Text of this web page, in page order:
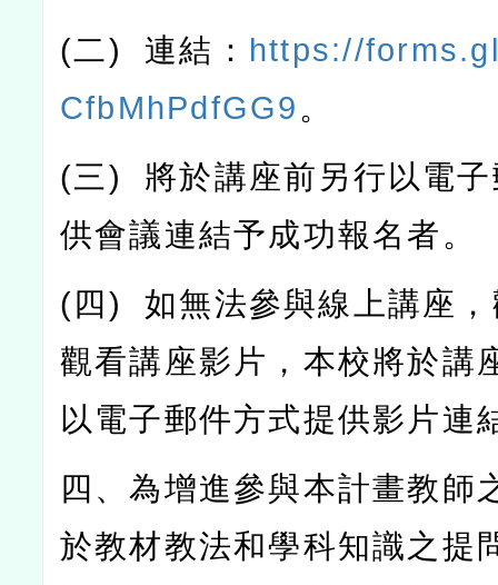
(二) 連結： https://
CfbMhPdfGG9 。
(三) 將於講座前另行以電
供會議連結予成功報名者。
(四)如無法參與線上講座
觀看講座影片，本校將於講
以電子郵件方式提供影片連
四、為增進參與本計畫教師
於教材教法和學科知識之提